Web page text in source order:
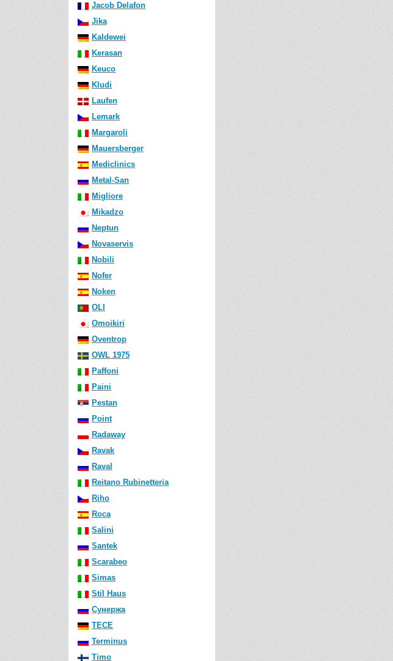
Jacob Delafon
Jika
Kaldewei
Kerasan
Keuco
Kludi
Laufen
Lemark
Margaroli
Mauersberger
Mediclinics
Metal-San
Migliore
Mikadzo
Neptun
Novaservis
Nobili
Nofer
Noken
OLI
Omoikiri
Oventrop
OWL 1975
Paffoni
Paini
Pestan
Point
Radaway
Ravak
Raval
Reitano Rubinetteria
Riho
Roca
Salini
Santek
Scarabeo
Simas
Stil Haus
Сунержа
TECE
Terminus
Timo